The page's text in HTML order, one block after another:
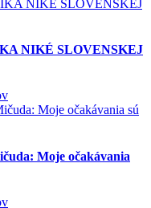
NIKÉ SLOVENSKEJ
Moje očakávania